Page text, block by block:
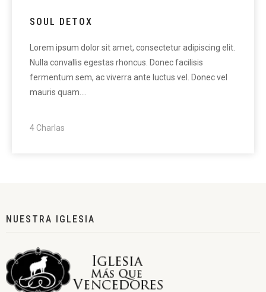
SOUL DETOX
Lorem ipsum dolor sit amet, consectetur adipiscing elit.
Nulla convallis egestas rhoncus. Donec facilisis
fermentum sem, ac viverra ante luctus vel. Donec vel
mauris quam.…
4 Charlas
NUESTRA IGLESIA